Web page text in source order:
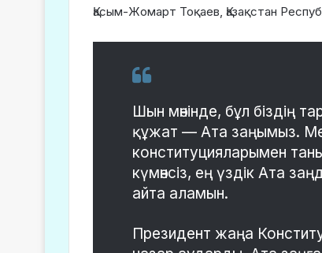
Қасым-Жомарт Тоқаев, Қазақстан
Шын мәнінде, бұл біздің
құжат — Ата заңымыз.
конституцияларымен
күмәнсіз, ең үздік Ата
айта аламын.
Президент жаңа